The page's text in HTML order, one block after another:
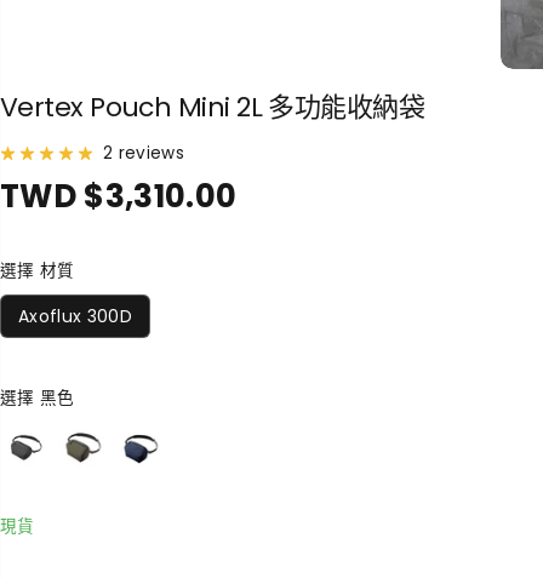
Vertex Pouch Mini 2L 多功能收納袋
2 reviews
正
價
格
TWD $3,310.00
選擇 材質
Axoflux 300D
選擇黑色
現貨